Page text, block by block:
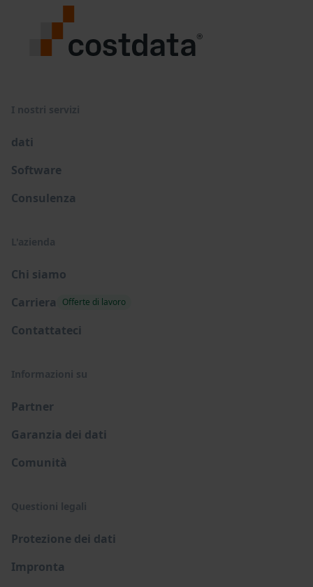
I nostri servizi
dati
Software
Consulenza
L'azienda
Chi siamo
Carriera
Offerte di lavoro
Contattateci
Informazioni su
Partner
Garanzia dei dati
Comunità
Questioni legali
Protezione dei dati
Impronta